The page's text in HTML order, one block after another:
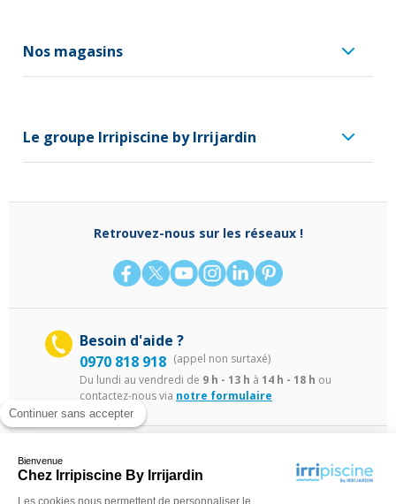
Continuer sans accepter
Bienvenue
Chez Irripiscine By Irrijardin
Les cookies nous permettent de personnaliser le
Nos magasins
Le groupe Irripiscine by Irrijardin
Retrouvez-nous sur les réseaux !
Besoin d'aide ?
0970 818 918 (appel non surtaxé)
Du lundi au vendredi de 9 h - 13 h à 14 h - 18 h ou
contactez-nous via notre formulaire